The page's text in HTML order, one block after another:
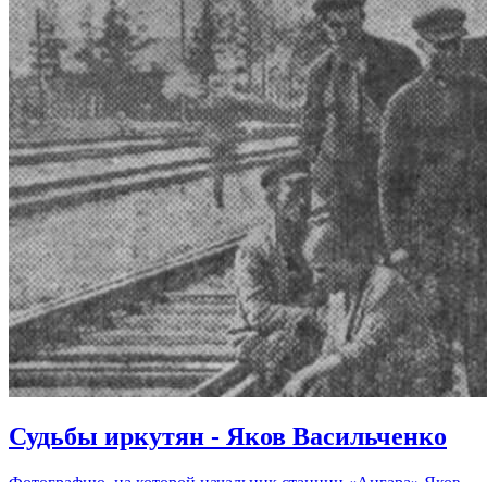
Судьбы иркутян - Яков Васильченко